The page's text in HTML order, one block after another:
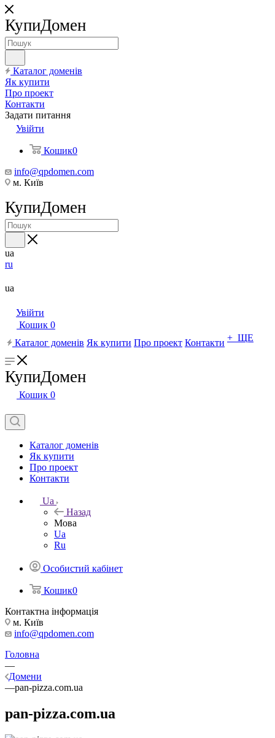
КупиДомен
Каталог доменів
Як купити
Про проект
Контакти
Задати питання
Увійти
Кошик0
info@qpdomen.com
м. Київ
КупиДомен
ua
ru
ua
Увійти
Кошик 0
Каталог доменів Як купити Про проект Контакти + ЩЕ
КупиДомен
Кошик 0
Каталог доменів
Як купити
Про проект
Контакти
Ua
Назад
Мова
Ua
Ru
Особистий кабінет
Кошик0
Контактна інформація
м. Київ
info@qpdomen.com
Головна
—
Домени
—pan-pizza.com.ua
pan-pizza.com.ua